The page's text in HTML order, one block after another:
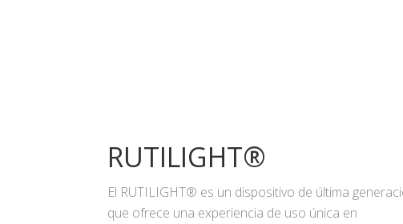
RUTILIGHT®
El RUTILIGHT® es un dispositivo de última
que ofrece una experiencia de uso única en